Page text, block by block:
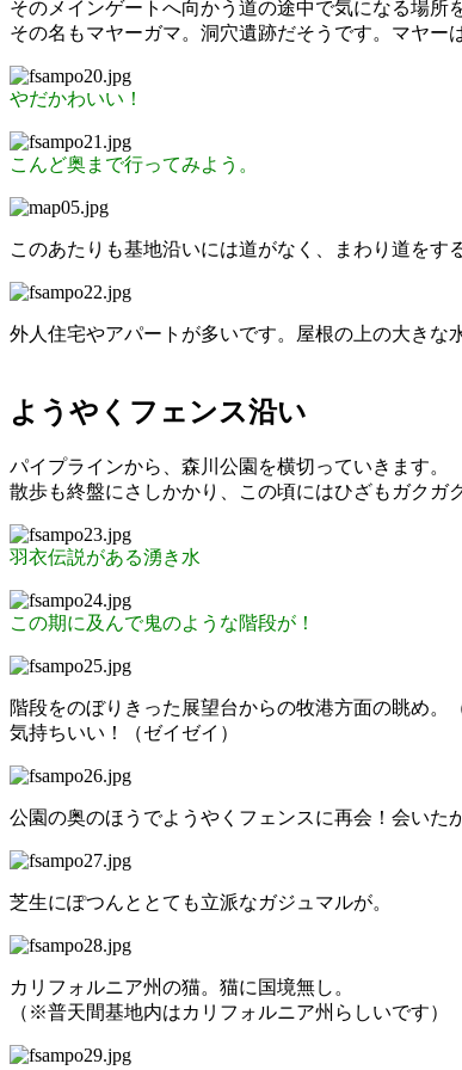
そのメインゲートへ向かう道の途中で気になる場所
その名もマヤーガマ。洞穴遺跡だそうです。マヤー
やだかわいい！
こんど奥まで行ってみよう。
このあたりも基地沿いには道がなく、まわり道をす
外人住宅やアパートが多いです。屋根の上の大きな
ようやくフェンス沿い
パイプラインから、森川公園を横切っていきます。
散歩も終盤にさしかかり、この頃にはひざもガクガク
羽衣伝説がある湧き水
この期に及んで鬼のような階段が！
階段をのぼりきった展望台からの牧港方面の眺め。
気持ちいい！（ゼイゼイ）
公園の奥のほうでようやくフェンスに再会！会いた
芝生にぽつんととても立派なガジュマルが。
カリフォルニア州の猫。猫に国境無し。
（※普天間基地内はカリフォルニア州らしいです）